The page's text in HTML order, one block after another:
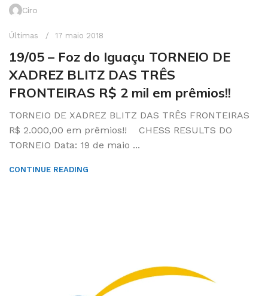
Ciro
Últimas 17 maio 2018
19/05 – Foz do Iguaçu TORNEIO DE
XADREZ BLITZ DAS TRÊS
FRONTEIRAS R$ 2 mil em prêmios!!
TORNEIO DE XADREZ BLITZ DAS TRÊS FRONTEIRAS
R$ 2.000,00 em prêmios!! CHESS RESULTS DO
TORNEIO Data: 19 de maio ...
CONTINUE READING